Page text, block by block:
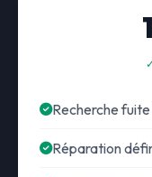
Recherche
Réparation